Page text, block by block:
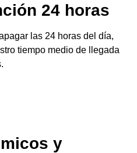
24 horas
las 24 horas del día,
tiempo medio de llegada
y